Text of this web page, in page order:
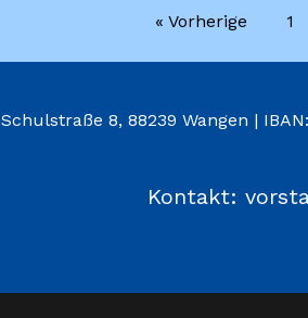
« Vorherige 1
Schulstraße 8, 88239 Wangen |
Kontakt: